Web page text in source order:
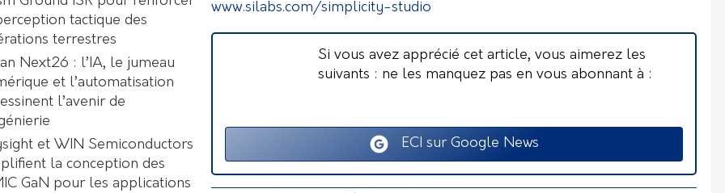
www.silabs.com/simplicity-studio
Si vous avez apprécié cet article, vous aimerez les
suivants : ne les manquez pas en vous abonnant à :
ECI sur Google News
tactique des
terrestres
Next26 : l’IA, le jumeau
et l’automatisation
l’avenir de
et WIN Semiconductors
la conception des
GaN pour les applications